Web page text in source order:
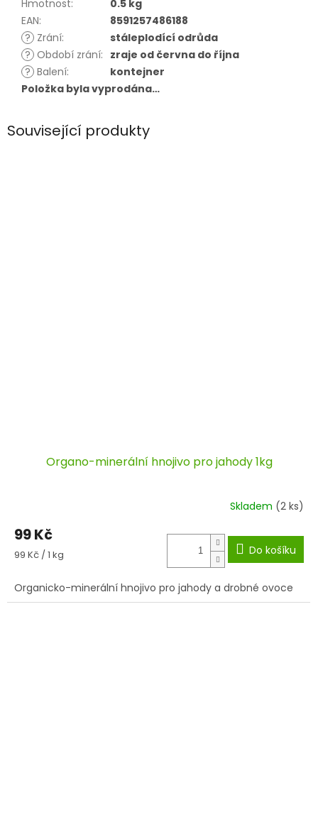
Hmotnost:
0.5 kg
EAN:
8591257486188
? Zrání:
stáleplodící odrůda
? Období zrání: zraje od června do října
? Balení:
kontejner
Položka byla vyprodána…
Související produkty
Organo-minerální hnojivo pro jahody 1kg
Skladem (2 ks)
99 Kč
Měrná
99 Kč / 1 kg Do košíku
Organicko-minerální hnojivo pro jahody a drobné ovoce